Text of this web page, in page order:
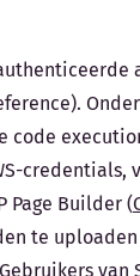
Page Builder (
te
van